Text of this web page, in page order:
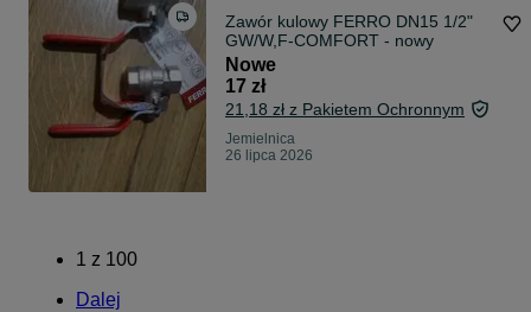
Zawór kulowy FERRO DN15 1/2"
GW/W,F-COMFORT - nowy
Nowe
17 zł
21,18 zł z Pakietem Ochronnym
Jemielnica
26 lipca 2026
1 z 100
Dalej